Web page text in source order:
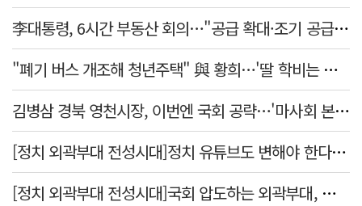
李대통령, 6시간 부동산 회의…"공급 확대·조기 공급 과감히 실천"
"폐기 버스 개조해 청년주택" 與 황희…'딸 학비는 年 4200만원'
김병삼 경북 영천시장, 이번엔 국회 공략…'마사회 본사 이전·광역교통망 확충' 요청
[정치 외곽부대 전성시대]정치 유튜브도 변해야 한다 "화합과 존중"
[정치 외곽부대 전성시대]국회 압도하는 외곽부대, 목소리 왜 커지나?